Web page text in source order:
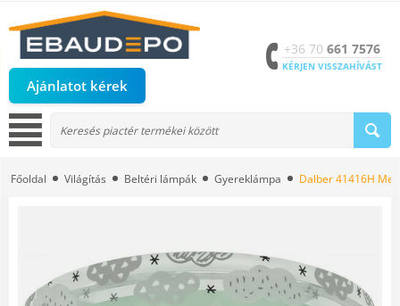
Ajánlatot kérek
+36 70 661 7576
KÉRJEN VISSZAHÍVÁST
Főoldal Világítás Beltéri lámpák Gyereklámpa Dalber 41416H